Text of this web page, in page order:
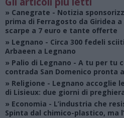
» Canegrate - Notizia
prima di Ferragosto da Giridea
scarpe a 7 euro e tante offerte
» Legnano - Circa 300 fedeli
Arbaeen a Legnano
» Palio di Legnano - A tu per tu
contrada San Domenico pronta
» Religione - Legnano accoglie
di Lisieux: due giorni di
» Economia - L’industria che
Spinta dal chimico-plastico, ma